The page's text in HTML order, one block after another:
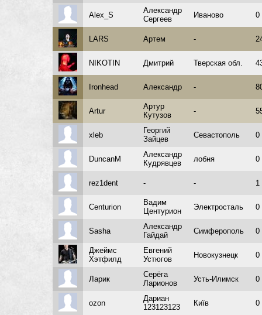
Alex_S
Александр
Сергеев
Иваново 0
LARS Артем -
NIKOTIN Дмитрий Тверская обл.
Ironhead Александр -
Artur
Артур
Кутузов
-
xleb
Георгий
Зайцев
Севастополь 0
DuncanM
Александр
Кудрявцев
лобня 0
rez1dent - - 1
Centurion
Вадим
Центурион
Электросталь 0
Sasha
Александр
Гайдай
Симферополь 0
Джеймс
Хэтфилд
Евгений
Устюгов
Новокузнецк 0
Ларик
Серёга
Ларионов
Усть-Илимск 0
ozon
Дариан
123123123
Київ 0